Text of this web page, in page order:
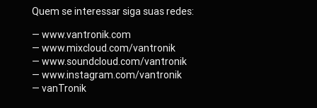
Quem se interessar siga suas redes:
— www.vantronik.com
— www.mixcloud.com/vantronik
— www.soundcloud.com/vantronik
— www.instagram.com/vantronik
— vanTronik